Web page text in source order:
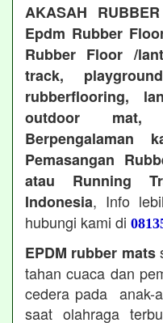
AKASAH RUBBER
Epdm Rubber
Rubber Floor /
track,
rubberflooring,
outdoor mat,
Berpengalaman
Pemasangan
atau Running
Indonesia, Info
hubungi kami di
EPDM rubber mats
tahan cuaca dan
cedera pada anak-
saat olahraga